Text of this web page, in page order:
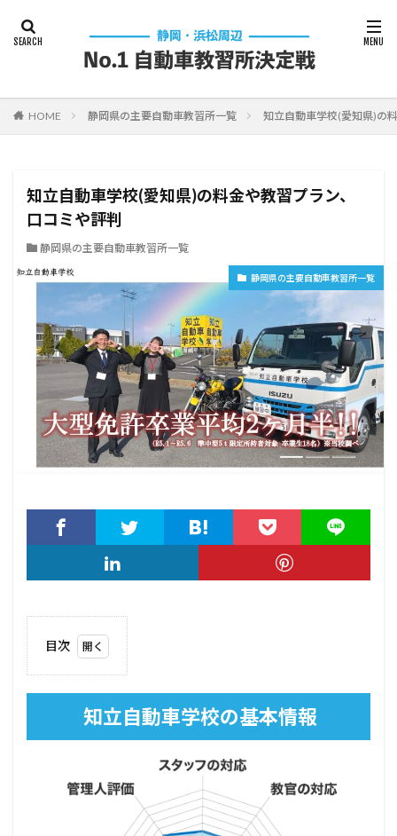
HOME 静岡県の主要自動車教習所一覧 知立自動車学校(愛知県)の
知立自動車学校(愛知県)の料金や教習プラン、
口コミや評判
静岡県の主要自動車教習所一覧
静岡県の主要自動車教習所一覧
目次
知立自動車学校の基本情報